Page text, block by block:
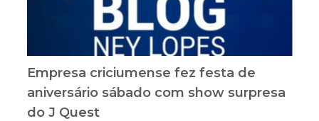
Empresa criciumense fez festa de
aniversário sábado com show surpresa
do J Quest